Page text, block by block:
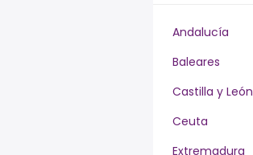
Andalucía
Baleares
Castilla y León
Ceuta
Extremadura